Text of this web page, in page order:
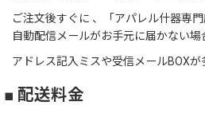
ご注文後すぐに 、「アパレル什器専
自動配信メールがお手元に届かない
アドレス記入ミスや受信メールBOX
■ 配送料金